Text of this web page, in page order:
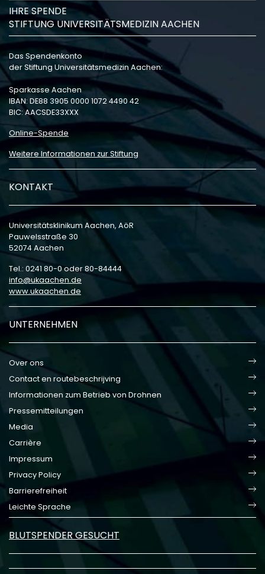
IHRE SPENDE
STIFTUNG UNIVERSITÄTSMEDIZIN AACHEN
Das Spendenkonto
der Stiftung Universitätsmedizin Aachen:
Sparkasse Aachen
IBAN: DE88 3905 0000 1072 4490 42
BIC: AACSDE33XXX
Online-Spende
Weitere Informationen zur Stiftung
KONTAKT
Universitätsklinikum Aachen, AöR
Pauwelsstraße 30
52074 Aachen
Tel.: 0241 80-0 oder 80-84444
info
ukaachen de
www.ukaachen.de
UNTERNEHMEN
Over ons
Contact en routebeschrijving
Informationen zum Betrieb von Drohnen
Pressemitteilungen
Media
Carrière
Impressum
Privacy Policy
Barrierefreiheit
Leichte Sprache
BLUTSPENDER GESUCHT